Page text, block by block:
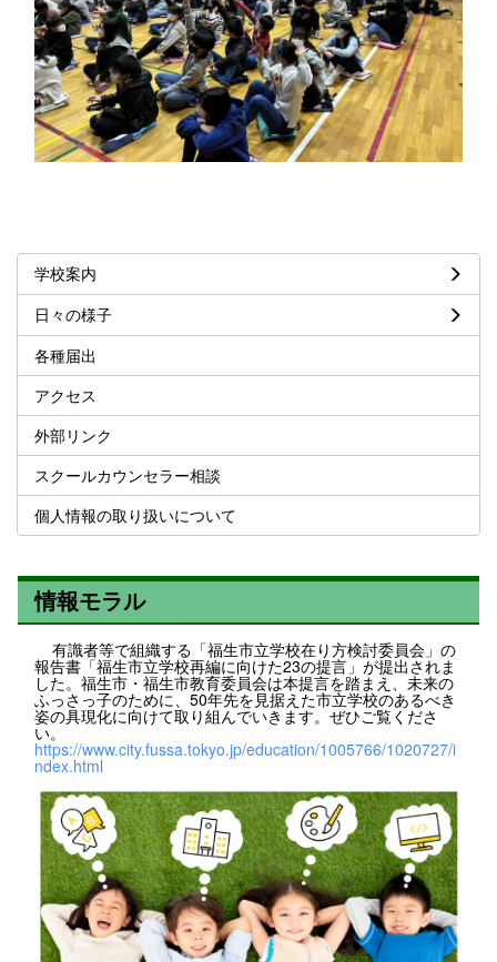
学校案内
日々の様子
各種届出
アクセス
外部リンク
スクールカウンセラー相談
個人情報の取り扱いについて
情報モラル
有識者等で組織する「福生市立学校在り方検討委員会」の
報告書「福生市立学校再編に向けた23の提言」が提出されま
した。福生市・福生市教育委員会は本提言を踏まえ、未来の
ふっさっ子のために、50年先を見据えた市立学校のあるべき
姿の具現化に向けて取り組んでいきます。ぜひご覧くださ
い。
https://www.city.fussa.tokyo.jp/education/1005766/1020727/i
ndex.html